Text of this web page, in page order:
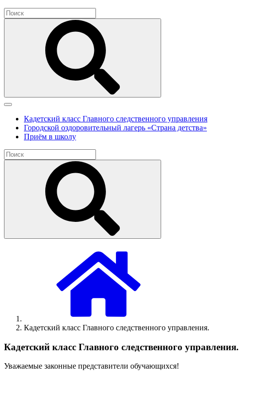
Кадетский класс Главного следственного управления
Городской оздоровительный лагерь «Страна детства»
Приём в школу
Кадетский класс Главного следственного управления.
Кадетский класс Главного следственного управления.
Уважаемые законные представители обучающихся!